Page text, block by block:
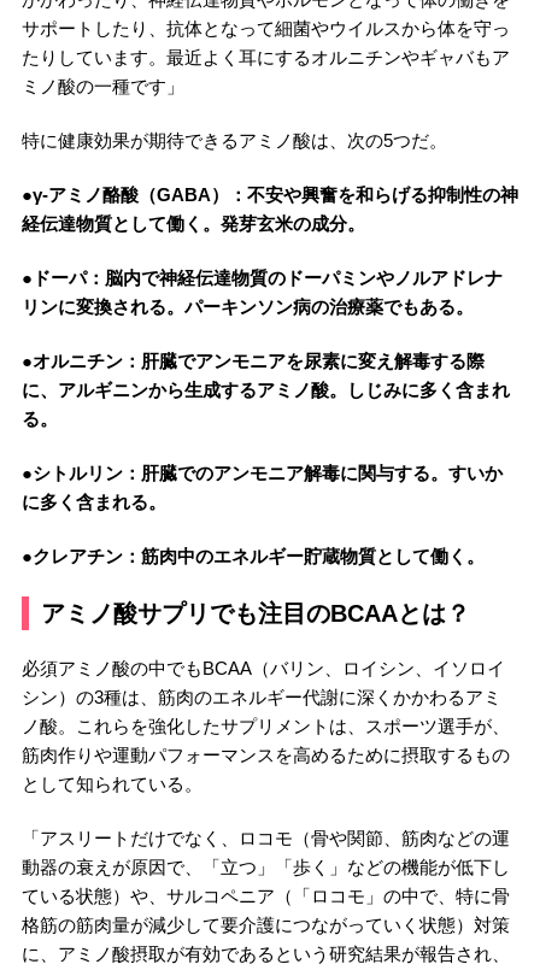
サポートしたり、抗体となって細菌やウイルスから体を守っ
たりしています。最近よく耳にするオルニチンやギャバもア
ミノ酸の一種です」
特に健康効果が期待できるアミノ酸は、次の5つだ。
●γ-アミノ酪酸（GABA）：不安や興奮を和らげる抑制性の神
経伝達物質として働く。発芽玄米の成分。
●ドーパ：脳内で神経伝達物質のドーパミンやノルアドレナ
リンに変換される。パーキンソン病の治療薬でもある。
●オルニチン：肝臓でアンモニアを尿素に変え解毒する際
に、アルギニンから生成するアミノ酸。しじみに多く含まれ
る。
●シトルリン：肝臓でのアンモニア解毒に関与する。すいか
に多く含まれる。
●クレアチン：筋肉中のエネルギー貯蔵物質として働く。
アミノ酸サプリでも注目のBCAAとは？
必須アミノ酸の中でもBCAA（バリン、ロイシン、イソロイ
シン）の3種は、筋肉のエネルギー代謝に深くかかわるアミ
ノ酸。これらを強化したサプリメントは、スポーツ選手が、
筋肉作りや運動パフォーマンスを高めるために摂取するもの
として知られている。
「アスリートだけでなく、ロコモ（骨や関節、筋肉などの運
動器の衰えが原因で、「立つ」「歩く」などの機能が低下し
ている状態）や、サルコペニア（「ロコモ」の中で、特に骨
格筋の筋肉量が減少して要介護につながっていく状態）対策
に、アミノ酸摂取が有効であるという研究結果が報告され、